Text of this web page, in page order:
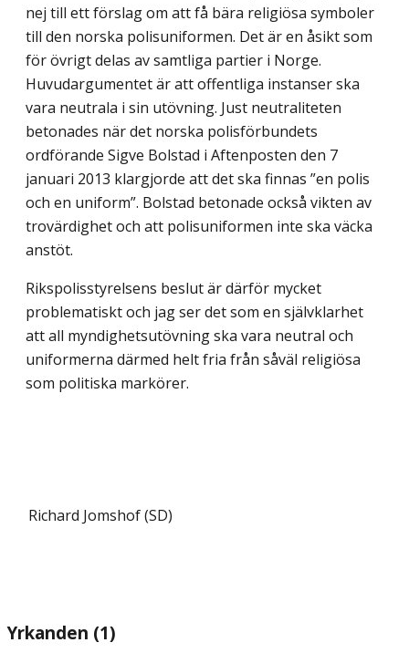
nej till ett förslag om att få bära religiösa symboler
till den norska polisuniformen. Det är en åsikt som
för övrigt delas av samtliga partier i Norge.
Huvudargumentet är att offentliga instanser ska
vara neutrala i sin utövning. Just neutraliteten
betonades när det norska polisförbundets
ordförande Sigve Bolstad i Aftenposten den 7
januari 2013 klargjorde att det ska finnas ”en polis
och en uniform”. Bolstad betonade också vikten av
trovärdighet och att polis­uniformen inte ska väcka
anstöt.
Rikspolisstyrelsens beslut är därför mycket
problematiskt och jag ser det som en självklarhet
att all myndighetsutövning ska vara neutral och
uniformerna därmed helt fria från såväl religiösa
som politiska markörer.
Richard Jomshof (SD)
Yrkanden (1)